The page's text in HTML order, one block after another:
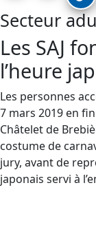
Secteur
Les SAJ
l’heure
Les personnes
7 mars 2019 en
Châtelet de
costume de
jury, avant de
japonais servi à